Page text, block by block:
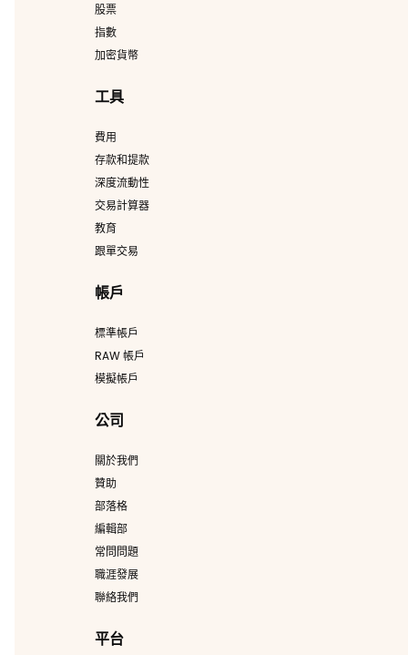
股票
指數
加密貨幣
工具
費用
存款和提款
深度流動性
交易計算器
教育
跟單交易
帳戶
標準帳戶
RAW 帳戶
模擬帳戶
公司
關於我們
贊助
部落格
編輯部
常問問題
職涯發展
聯絡我們
平台